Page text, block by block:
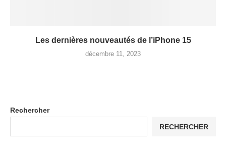
Les dernières nouveautés de l’iPhone 15
décembre 11, 2023
Rechercher
RECHERCHER